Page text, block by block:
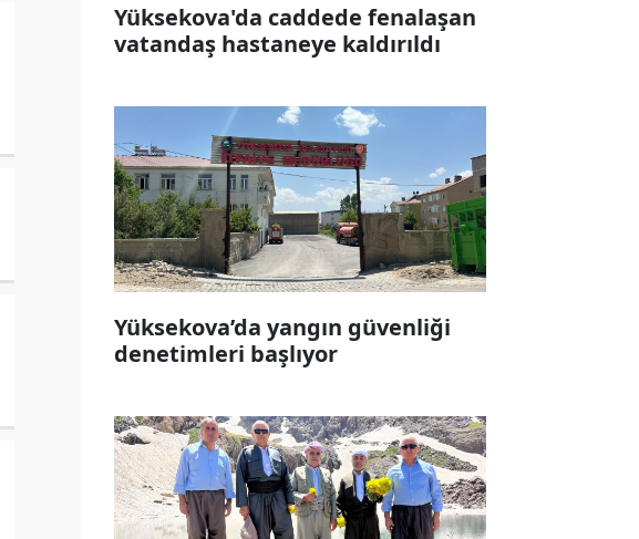
Yüksekova'da caddede fenalaşan
vatandaş hastaneye kaldırıldı
Yüksekova’da yangın güvenliği
denetimleri başlıyor